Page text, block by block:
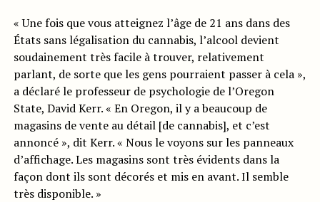
« Une fois que vous atteignez l’âge de 21 ans dans des
États sans légalisation du cannabis, l’alcool devient
soudainement très facile à trouver, relativement
parlant, de sorte que les gens pourraient passer à cela »,
a déclaré le professeur de psychologie de l’Oregon
State, David Kerr. « En Oregon, il y a beaucoup de
magasins de vente au détail [de cannabis], et c’est
annoncé », dit Kerr. « Nous le voyons sur les panneaux
d’affichage. Les magasins sont très évidents dans la
façon dont ils sont décorés et mis en avant. Il semble
très disponible. »